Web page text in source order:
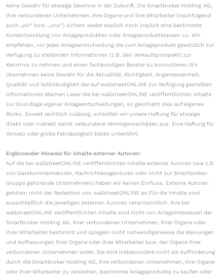
keine Gewähr für etwaige Gewinne in der Zukunft. Die Smartbroker Holding AG,
ihre verbundenen Unternehmen, ihre Organe und ihre Mitarbeiter (nachfolgend
auch „wir“ bzw. „uns“) sichern weder explizit noch implizit eine bestimmte
Kursentwicklung von Anlageprodukten oder Anlageproduktklassen zu. Wir
empfehlen, vor jeder Anlageentscheidung die zum Anlageprodukt gesetzlich zur
Verfügung zu stellenden Informationen (z.B. den Verkaufsprospekt) zur
Kenntnis zu nehmen und einen fachkundigen Berater zu konsultieren.Wir
übernehmen keine Gewähr für die Aktualität, Richtigkeit, Angemessenheit,
Qualität und Vollständigkeit der auf wallstreetONLINE zur Verfügung gestellten
Informationen.Machen Leser die bei wallstreetONLINE veröffentlichten Inhalte
zur Grundlage eigener Anlageentscheidungen, so geschieht dies auf eigenes
Risiko. Soweit rechtlich zulässig, schließen wir unsere Haftung für etwaige
direkt oder indirekt damit verbundene Vermögensschäden aus. Eine Haftung für
Vorsatz oder grobe Fahrlässigkeit bleibt unberührt.
Ergänzender Hinweis für Inhalte externer Autoren:
Auf die bei wallstreetONLINE veröffentlichten Inhalte externer Autoren (wie z.B.
von Gastkommentatoren, Nachrichtenagenturen oder nicht zur Smartbroker-
Gruppe gehörende Unternehmen) haben wir keinen Einfluss. Externe Autoren
gehören nicht der Redaktion von wallstreetONLINE an.Für die Inhalte sind
ausschließlich die jeweiligen externen Autoren verantwortlich. Ihre bei
wallstreetONLINE veröffentlichten Inhalte sind nicht von Anlageinteressen der
Smartbroker Holding AG, ihrer verbundenen Unternehmen, ihrer Organe oder
ihrer Mitarbeiter bestimmt und spiegeln nicht notwendigerweise die Meinungen
und Auffassungen ihrer Organe oder ihrer Mitarbeiter bzw. der Organe ihrer
verbundenen Unternehmen wider. Sie sind insbesondere nicht als Aufforderung
durch die Smartbroker Holding AG, ihre verbundenen Unternehmen, ihre Organe
oder ihrer Mitarbeiter zu verstehen, bestimmte Anlageprodukte zu kaufen oder